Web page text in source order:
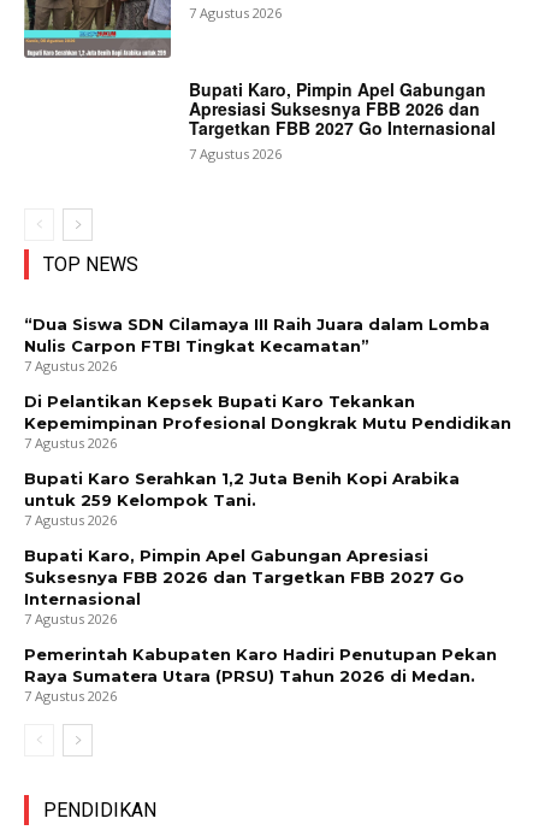
7 Agustus 2026
Bupati Karo, Pimpin Apel Gabungan
Apresiasi Suksesnya FBB 2026 dan
Targetkan FBB 2027 Go Internasional
7 Agustus 2026
TOP NEWS
“Dua Siswa SDN Cilamaya III Raih Juara dalam Lomba
Nulis Carpon FTBI Tingkat Kecamatan”
7 Agustus 2026
Di Pelantikan Kepsek Bupati Karo Tekankan
Kepemimpinan Profesional Dongkrak Mutu Pendidikan
7 Agustus 2026
Bupati Karo Serahkan 1,2 Juta Benih Kopi Arabika
untuk 259 Kelompok Tani.
7 Agustus 2026
Bupati Karo, Pimpin Apel Gabungan Apresiasi
Suksesnya FBB 2026 dan Targetkan FBB 2027 Go
Internasional
7 Agustus 2026
Pemerintah Kabupaten Karo Hadiri Penutupan Pekan
Raya Sumatera Utara (PRSU) Tahun 2026 di Medan.
7 Agustus 2026
PENDIDIKAN